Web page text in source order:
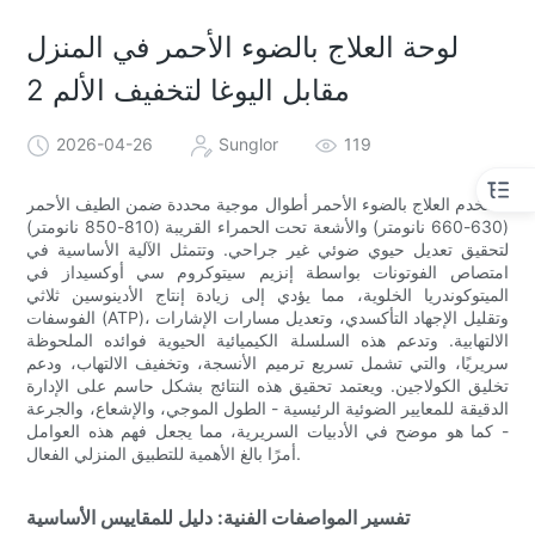
لوحة العلاج بالضوء الأحمر في المنزل
مقابل اليوغا لتخفيف الألم 2
2026-04-26 Sunglor 119
يستخدم العلاج بالضوء الأحمر أطوال موجية محددة ضمن الطيف الأحمر
(630-660 نانومتر) والأشعة تحت الحمراء القريبة (810-850 نانومتر)
لتحقيق تعديل حيوي ضوئي غير جراحي. وتتمثل الآلية الأساسية في
امتصاص الفوتونات بواسطة إنزيم سيتوكروم سي أوكسيداز في
الميتوكوندريا الخلوية، مما يؤدي إلى زيادة إنتاج الأدينوسين ثلاثي
الفوسفات (ATP)، وتقليل الإجهاد التأكسدي، وتعديل مسارات الإشارات
الالتهابية. وتدعم هذه السلسلة الكيميائية الحيوية فوائده الملحوظة
سريريًا، والتي تشمل تسريع ترميم الأنسجة، وتخفيف الالتهاب، ودعم
تخليق الكولاجين. ويعتمد تحقيق هذه النتائج بشكل حاسم على الإدارة
الدقيقة للمعايير الضوئية الرئيسية - الطول الموجي، والإشعاع، والجرعة
- كما هو موضح في الأدبيات السريرية، مما يجعل فهم هذه العوامل
أمرًا بالغ الأهمية للتطبيق المنزلي الفعال.
تفسير المواصفات الفنية: دليل للمقاييس الأساسية